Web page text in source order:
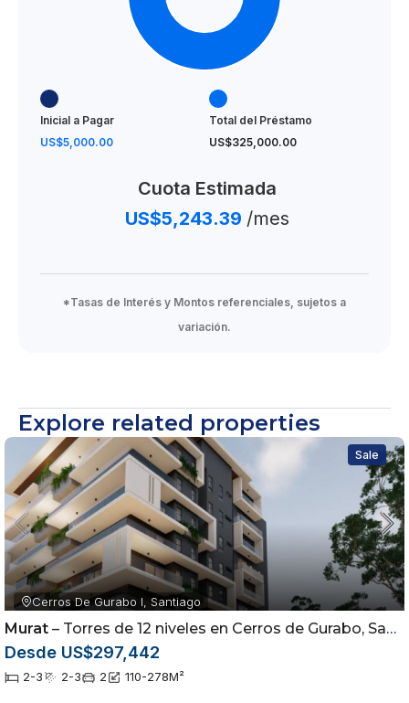
55% contraentrega
Entrega para finales de 2026
NO ESTÁ PERMITIDO EL AIRBNB
From US$ 335,000
Inicial a Pagar
US$5,000.00
Total del Préstamo
US$325,000.00
Cuota Estimada
US$5,243.39 /mes
*Tasas de Interés y Montos referenciales, sujetos a
variación.
Explore related properties
Sale
Cerros De Gurabo I, Santiago
Murat – Torres de 12 niveles en Cerros de Gurabo, Santiago
Desde US$297,442
2-3 2-3 2 110-278M²